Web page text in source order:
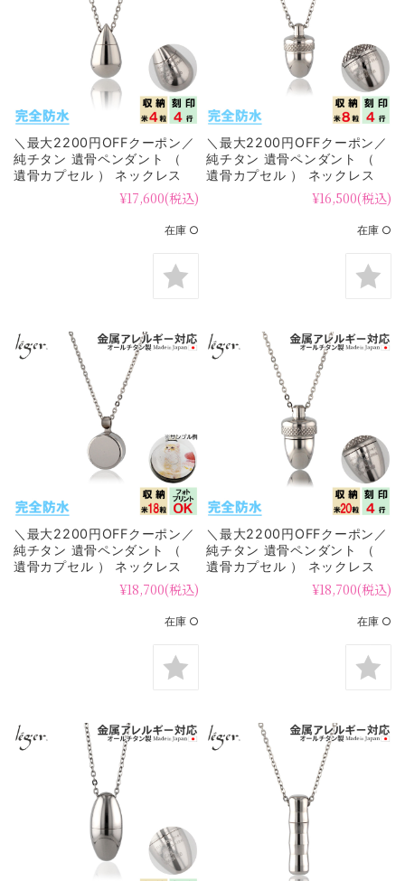
＼最大2200円OFFクーポン／
純チタン 遺骨ペンダント （
遺骨カプセル ） ネックレス
50cm なみだ 名入れ可
¥17,600(税込)
在庫 ○
＼最大2200円OFFクーポン／
純チタン 遺骨ペンダント （
遺骨カプセル ） ネックレス
ミニどんぐり 名入れ 50cm
¥16,500(税込)
在庫 ○
＼最大2200円OFFクーポン／
純チタン 遺骨ペンダント （
遺骨カプセル ） ネックレス
¥18,700(税込)
在庫 ○
＼最大2200円OFFクーポン／
純チタン 遺骨ペンダント （
遺骨カプセル ） ネックレス
60cm PC44-1 名入れ可
¥18,700(税込)
在庫 ○